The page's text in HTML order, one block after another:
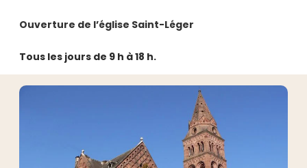
Ouverture de l’église Saint-Léger
Tous les jours de 9 h à 18 h.